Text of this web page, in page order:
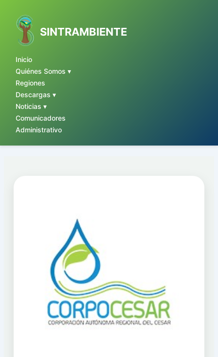
SINTRAMBIENTE
Inicio
Quiénes Somos ▾
Regiones
Descargas ▾
Noticias ▾
Comunicadores
Administrativo
contenido